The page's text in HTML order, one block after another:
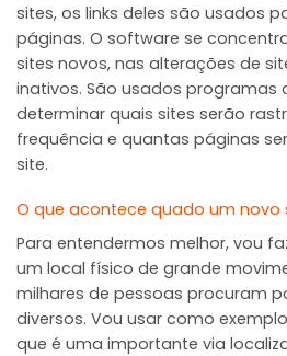
sites, os links deles são usados
páginas. O software se
sites novos, nas alterações de
inativos. São usados
determinar quais sites serão
frequência e quantas páginas
site.
O que acontece quado um novo
Para entendermos melhor, vou
um local físico de grande
milhares de pessoas procuram
diversos. Vou usar como
que é uma importante via